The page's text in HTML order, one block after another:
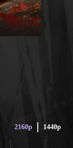
2160p 1440p